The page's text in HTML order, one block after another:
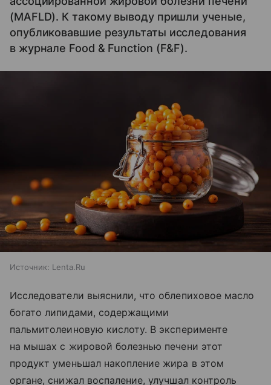
(MAFLD). К такому выводу пришли ученые,
опубликовавшие результаты исследования
в журнале Food & Function (F&F).
Источник: Lenta.Ru
Исследователи выяснили, что облепиховое масло
богато липидами, содержащими
пальмитолеиновую кислоту. В эксперименте
на мышах с жировой болезнью печени этот
продукт уменьшал накопление жира в этом
органе, снижал воспаление, улучшал контроль